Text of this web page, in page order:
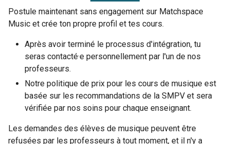
Postule maintenant sans engagement sur Matchspace
Music et crée ton propre profil et tes cours.
Après avoir terminé le processus d'intégration, tu
seras contacté·e personnellement par l'un de nos
professeurs.
Notre politique de prix pour les cours de musique est
basée sur les recommandations de la SMPV et sera
vérifiée par nos soins pour chaque enseignant.
Les demandes des élèves de musique peuvent être
refusées par les professeurs à tout moment, et il n'y a